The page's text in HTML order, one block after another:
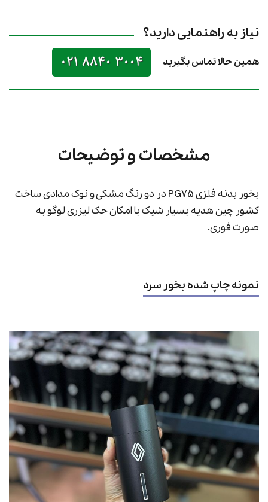
نیاز به راهنمایی دارید؟
همین حالا تماس بگیرید 021 8840 3004
مشخصات و توضیحات
بخور بدنه فلزی PG75 در دو رنگ مشکی و نوک مدادی ساخت
کشور چین هدیه بسیار شیک با امکان حک لیزری لوگو به
صورت فوری.
نمونه چاپ شده بخور سرد